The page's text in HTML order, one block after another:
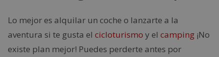
Lo mejor es alquilar un coche o lanzarte a la
aventura si te gusta el cicloturismo y el camping ¡No
existe plan mejor! Puedes perderte antes por